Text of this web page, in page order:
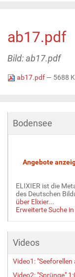
ab17.pdf
Bild: ab17.pdf
ab17.pdf— 5688
Bodensee
ELIXIER ist die
des Deutschen
über Elixier...
Erweiterte Suche
Videos
Video1:
Video2: "Sprünge"